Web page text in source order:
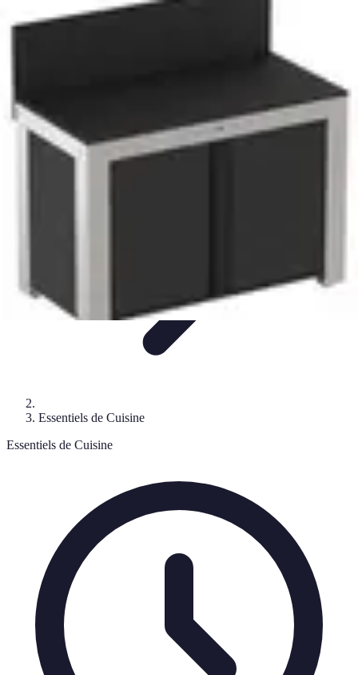
Cuisine Ustensiles
Tendances
Essentiels de Cuisine
Essentiels de Cuisine